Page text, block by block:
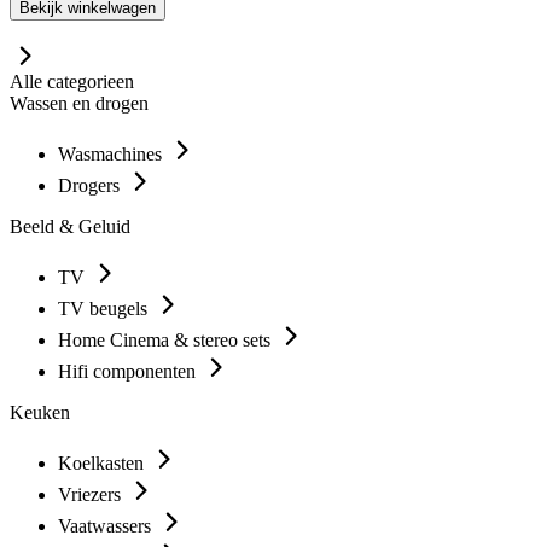
Bekijk winkelwagen
Alle categorieen
Wassen en drogen
Wasmachines
Drogers
Beeld & Geluid
TV
TV beugels
Home Cinema & stereo sets
Hifi componenten
Keuken
Koelkasten
Vriezers
Vaatwassers